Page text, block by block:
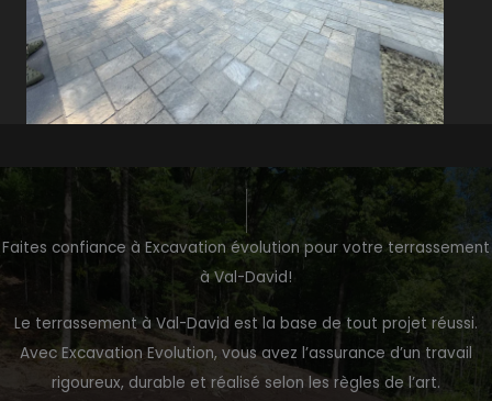
Faites confiance à Excavation évolution pour votre terrassement
à Val-David!
Le terrassement à Val-David est la base de tout projet réussi.
Avec Excavation Evolution, vous avez l’assurance d’un travail
rigoureux, durable et réalisé selon les règles de l’art.